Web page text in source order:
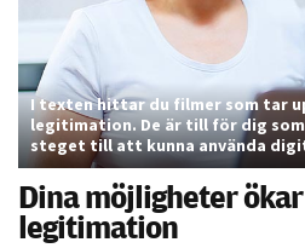
I texten hittar du filmer som tar
legitimation. De är till för dig
steget till att kunna använda
Dina möjligheter
legitimation